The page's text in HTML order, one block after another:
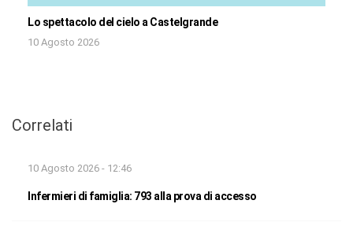
Lo spettacolo del cielo a Castelgrande
10 Agosto 2026
Correlati
10 Agosto 2026 - 12:46
Infermieri di famiglia: 793 alla prova di accesso